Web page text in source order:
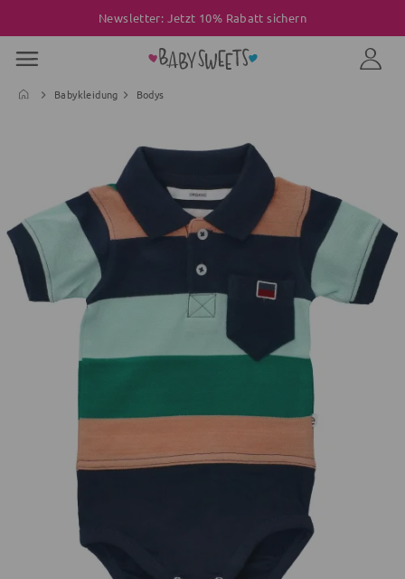
Newsletter: Jetzt 10% Rabatt sichern
Babykleidung Bodys